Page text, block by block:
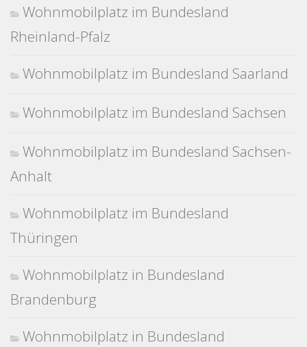
Wohnmobilplatz im Bundesland
Rheinland-Pfalz
Wohnmobilplatz im Bundesland Saarland
Wohnmobilplatz im Bundesland Sachsen
Wohnmobilplatz im Bundesland Sachsen-
Anhalt
Wohnmobilplatz im Bundesland
Thüringen
Wohnmobilplatz in Bundesland
Brandenburg
Wohnmobilplatz in Bundesland